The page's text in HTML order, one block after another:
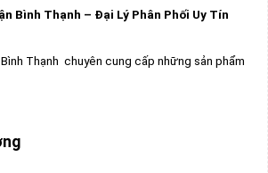
Bình Thạnh – Đại Lý Phân Phối Uy Tín
Thạnh chuyên cung cấp những sản phẩm